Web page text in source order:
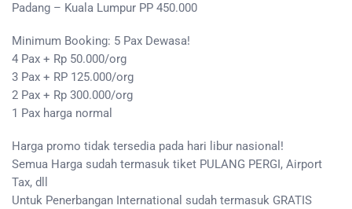
Padang – Kuala Lumpur PP 450.000
Minimum Booking: 5 Pax Dewasa!
4 Pax + Rp 50.000/org
3 Pax + RP 125.000/org
2 Pax + Rp 300.000/org
1 Pax harga normal
Harga promo tidak tersedia pada hari libur nasional!
Semua Harga sudah termasuk tiket PULANG PERGI, Airport
Tax, dll
Untuk Penerbangan International sudah termasuk GRATIS